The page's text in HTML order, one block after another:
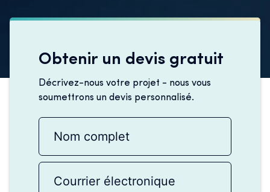
Obtenir un devis gratuit
Décrivez-nous votre projet - nous vous
soumettrons un devis personnalisé.